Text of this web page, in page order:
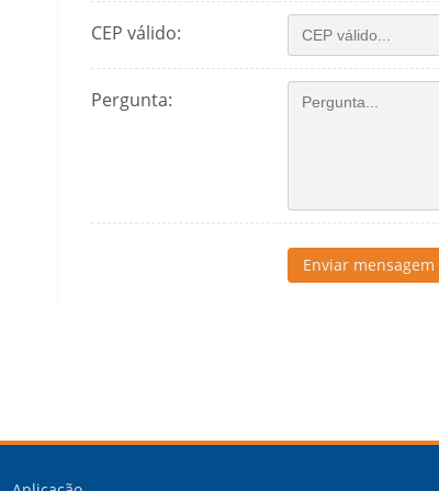
CEP válido:
Pergunta:
Enviar mensagem